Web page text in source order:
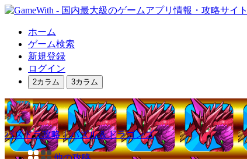
ホーム
ゲーム検索
新規登録
ログイン
2カラム 3カラム
パズドラ攻略｜パズル＆ドラゴンズ